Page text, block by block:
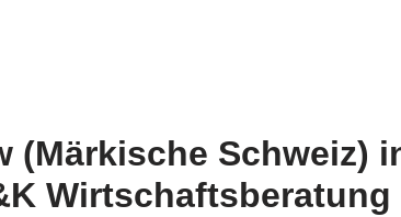
(Märkische Schweiz)